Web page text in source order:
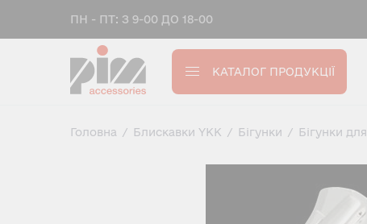
ПН - ПТ: З 9-00 ДО 18-00
КАТАЛОГ ПРОДУКЦІЇ
Головна / Блискавки YKK / Бігунки / Бігунки